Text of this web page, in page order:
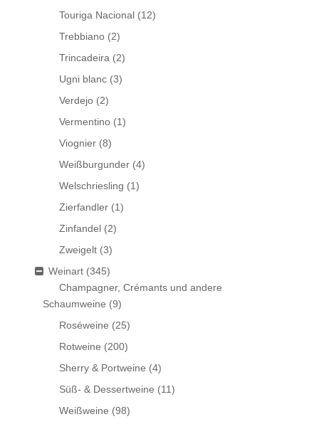
Touriga Nacional (12)
Trebbiano (2)
Trincadeira (2)
Ugni blanc (3)
Verdejo (2)
Vermentino (1)
Viognier (8)
Weißburgunder (4)
Welschriesling (1)
Zierfandler (1)
Zinfandel (2)
Zweigelt (3)
Weinart (345)
Champagner, Crémants und andere
Schaumweine (9)
Roséweine (25)
Rotweine (200)
Sherry & Portweine (4)
Süß- & Dessertweine (11)
Weißweine (98)